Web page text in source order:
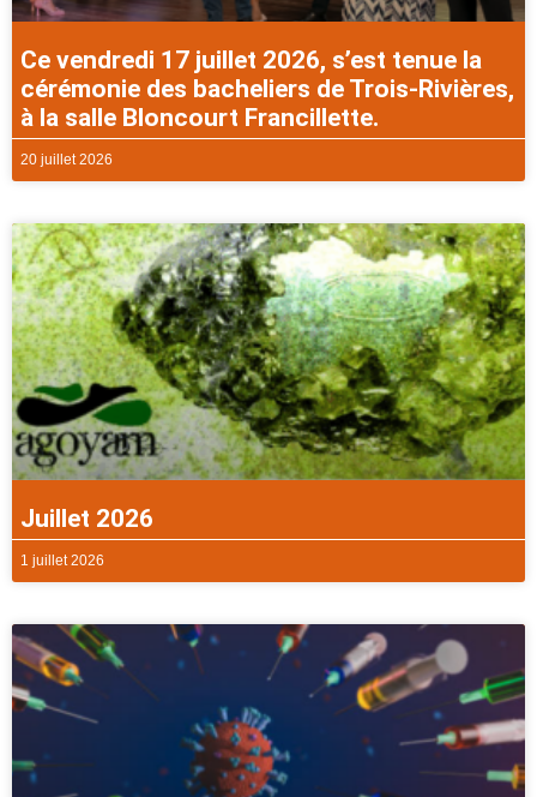
Ce vendredi 17 juillet 2026, s’est tenue la
cérémonie des bacheliers de Trois-Rivières,
à la salle Bloncourt Francillette.
20 juillet 2026
Juillet 2026
1 juillet 2026